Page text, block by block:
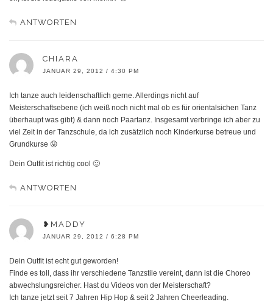
ANTWORTEN
CHIARA
JANUAR 29, 2012 / 4:30 PM
Ich tanze auch leidenschaftlich gerne. Allerdings nicht auf
Meisterschaftsebene (ich weiß noch nicht mal ob es für orientalsichen Tanz
überhaupt was gibt) & dann noch Paartanz. Insgesamt verbringe ich aber zu
viel Zeit in der Tanzschule, da ich zusätzlich noch Kinderkurse betreue und
Grundkurse 😛
Dein Outfit ist richtig cool 🙂
ANTWORTEN
❥MADDY
JANUAR 29, 2012 / 6:28 PM
Dein Outfit ist echt gut geworden!
Finde es toll, dass ihr verschiedene Tanzstile vereint, dann ist die Choreo
abwechslungsreicher. Hast du Videos von der Meisterschaft?
Ich tanze jetzt seit 7 Jahren Hip Hop & seit 2 Jahren Cheerleading.